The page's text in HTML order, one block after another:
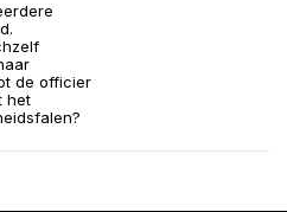
de officier
het